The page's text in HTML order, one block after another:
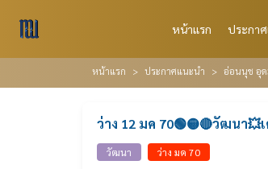
หน้าแรก ประกา
หน้าแรก ประกาศแนะนำ อ่อนนุช อุ
ว่าง 12 มค 70🟢🟡🔴วัฒนา💥
วัฒนา ว่าง มค 70